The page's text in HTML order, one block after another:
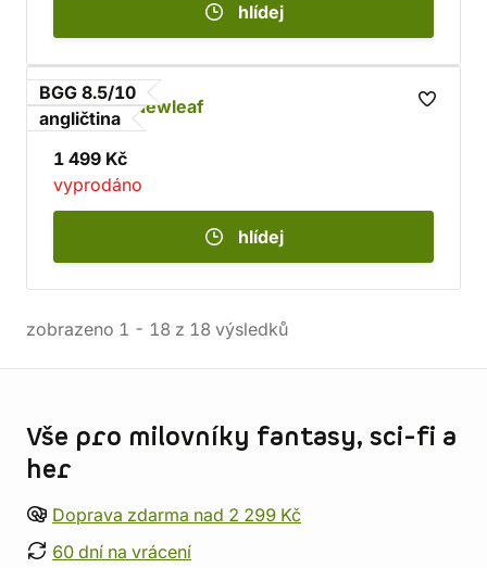
hlídej
BGG 8.5/10
angličtina
Everdell: Newleaf
1 499 Kč
vyprodáno
hlídej
zobrazeno 1 - 18 z 18 výsledků
Vše pro milovníky fantasy, sci-fi a
her
Doprava zdarma nad 2 299 Kč
60 dní na vrácení